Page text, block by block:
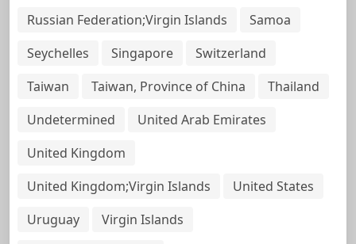
Russian Federation;Virgin Islands
Samoa
Seychelles
Singapore
Switzerland
Taiwan
Taiwan, Province of China
Thailand
Undetermined
United Arab Emirates
United Kingdom
United Kingdom;Virgin Islands
United States
Uruguay
Virgin Islands